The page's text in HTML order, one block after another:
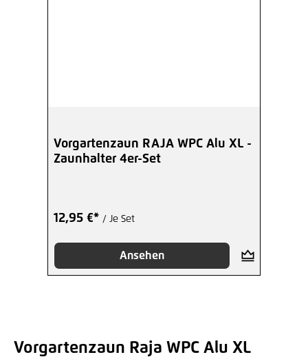
Vorgartenzaun RAJA WPC Alu XL -
Zaunhalter 4er-Set
12,95 €* / Je Set
Ansehen
Vorgartenzaun Raja WPC Alu XL